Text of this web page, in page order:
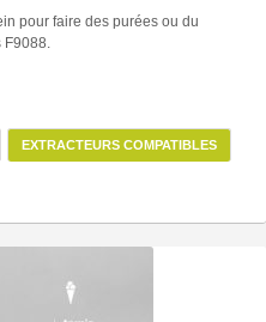
pour faire des purées ou du
F9088.
EXTRACTEURS COMPATIBLES